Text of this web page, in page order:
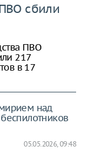
сбили
ПВО
217
в 17
над
05.05.2026, 09:48